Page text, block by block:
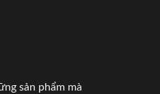
sản phẩm mà